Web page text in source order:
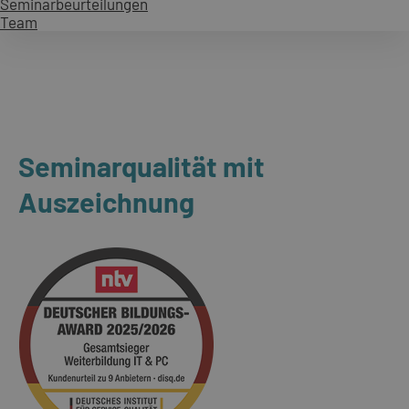
Team
Seminarqualität mit
Auszeichnung